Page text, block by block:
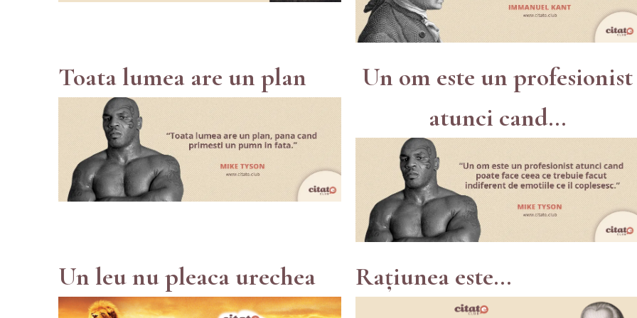
Toata lumea are un plan
Un om este un profesionist
atunci cand...
Un leu nu pleaca urechea Rațiunea este...